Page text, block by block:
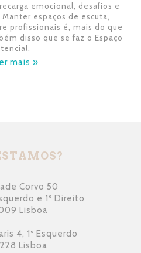
emocional, desafios e
espaços de escuta,
profissionais é, mais do que
disso que se faz o Espaço
mais »
Corvo 50
e 1º Direito
Lisboa
4, 1º Esquerdo
Lisboa